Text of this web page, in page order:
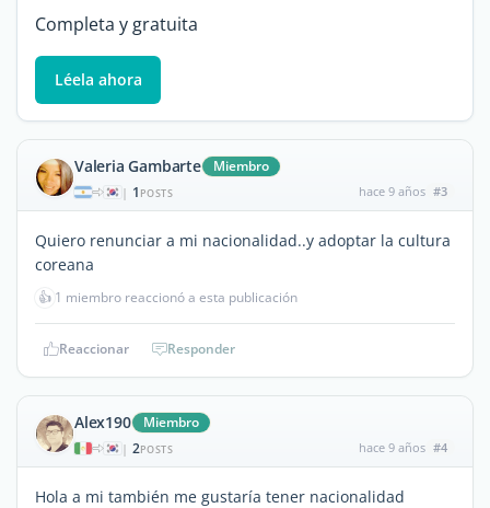
Completa y gratuita
Léela ahora
Valeria Gambarte Miembro
| 1 POSTS hace 9 años #3
Quiero renunciar a mi nacionalidad..y adoptar la cultura
coreana
👍 1 miembro reaccionó a esta publicación
Reaccionar Responder
Alex190 Miembro
| 2POSTS hace 9 años #4
Hola a mi también me gustaría tener nacionalidad